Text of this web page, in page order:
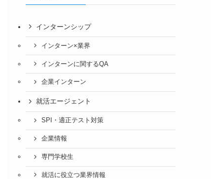
インターンシップ
インターン×業界
インターンに関するQA
企業インターン
就活エージェント
SPI・適正テスト対策
企業情報
専門学校生
就活に役立つ業界情報